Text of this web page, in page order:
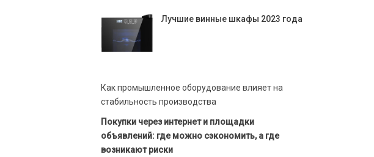
Лучшие винные шкафы 2023 года
Как промышленное оборудование влияет на
стабильность производства
Покупки через интернет и площадки
объявлений: где можно сэкономить, а где
возникают риски